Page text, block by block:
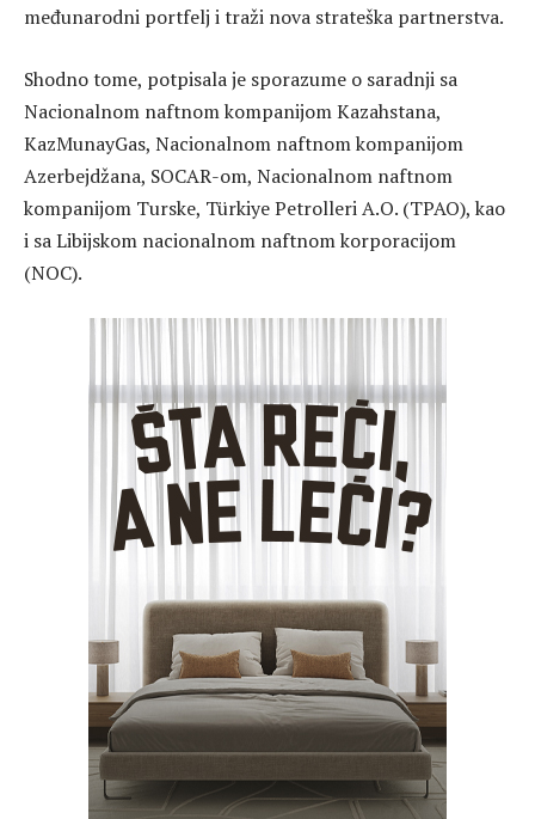
međunarodni portfelj i traži nova strateška partnerstva.
Shodno tome, potpisala je sporazume o saradnji sa
Nacionalnom naftnom kompanijom Kazahstana,
KazMunayGas, Nacionalnom naftnom kompanijom
Azerbejdžana, SOCAR-om, Nacionalnom naftnom
kompanijom Turske, Türkiye Petrolleri A.O. (TPAO), kao
i sa Libijskom nacionalnom naftnom korporacijom
(NOC).